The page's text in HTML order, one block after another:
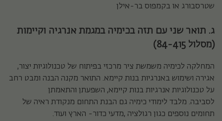
שטרסבורג או בקמפוס בר-אילן
ג. תואר שני עם תזה בכימיה במגמת אנרגיה וקיימות
(מסלול 84-415)
המחלקה לכימיה משמשת ציר מרכזי בפיתוח של טכנולוגיות יצור,
אגירה ושימוש באנרגיות בנות קיימא. התואר מקנה הבנה ומבט רחב
על טכנולוגיות אנרגיות בנות קיימא, השפעתן והתאמתן
לסביבה. מלבד לימודי כימיה גם הבנת התחום מנקודת ראיה של
תחומים נוספים כגון רגולציה ,מדעי כדור- הארץ ועוד.